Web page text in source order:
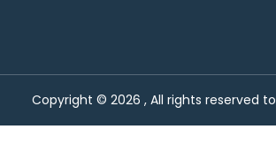
Copyright © 2026 , All rights reserved to